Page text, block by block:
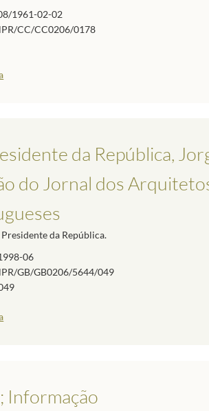
1961-02-02
CC/CC0206/0178
da República,
do Jornal dos
da República.
06
GB/GB0206/5644/049
Informação